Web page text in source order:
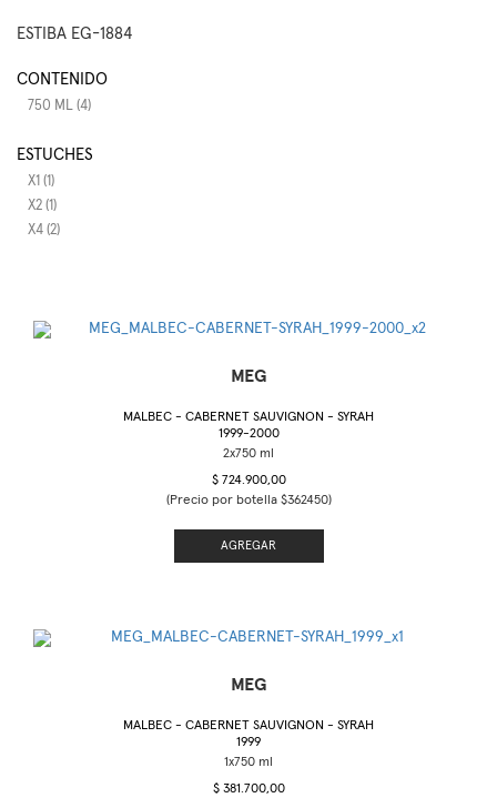
ESTIBA EG-1884
CONTENIDO
750 ML (4)
ESTUCHES
X1 (1)
X2 (1)
X4 (2)
MEG
MALBEC - CABERNET SAUVIGNON - SYRAH
1999-2000
$ 724.900,00
(Precio por botella $362450)
AGREGAR
MEG
MALBEC - CABERNET SAUVIGNON - SYRAH
1999
$ 381.700,00